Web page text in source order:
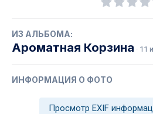
ИЗ АЛЬБОМА:
Ароматная Корзина · 11
ИНФОРМАЦИЯ О ФОТО
Просмотр EXIF